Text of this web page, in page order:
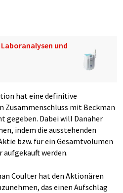
und
hat eine definitive
Zusammenschluss mit Beckman
gegeben. Dabei will Danaher
indem die ausstehenden
bzw. für ein Gesamtvolumen
aufgekauft werden.
Coulter hat den Aktionären
das einen Aufschlag